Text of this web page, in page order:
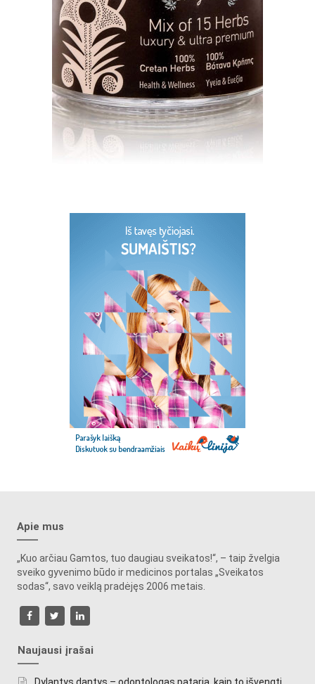
Apie mus
„Kuo arčiau Gamtos, tuo daugiau sveikatos!“, – taip žvelgia
sveiko gyvenimo būdo ir medicinos portalas „Sveikatos
sodas“, savo veiklą pradėjęs 2006 metais.
Naujausi įrašai
Dylantys dantys – odontologas pataria, kaip to išvengti